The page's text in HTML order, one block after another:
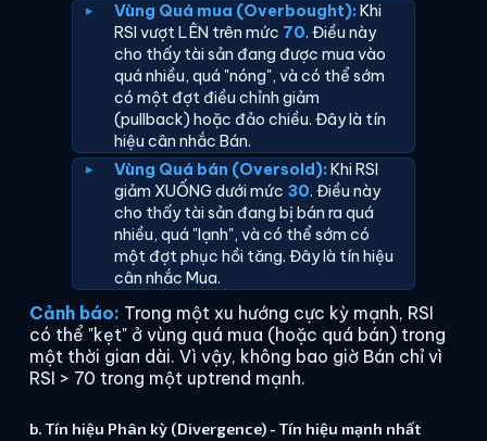
Vùng Quá mua (Overbought):Khi
RSI vượt LÊN trên mức 70. Điều này
cho thấy tài sản đang được mua vào
quá nhiều, quá "nóng", và có thể sớm
có một đợt điều chỉnh giảm
(pullback) hoặc đảo chiều. Đây là tín
hiệu cân nhắc Bán.
Vùng Quá bán (Oversold):Khi RSI
giảm XUỐNG dưới mức 30. Điều này
cho thấy tài sản đang bị bán ra quá
nhiều, quá "lạnh", và có thể sớm có
một đợt phục hồi tăng. Đây là tín hiệu
cân nhắc Mua.
Cảnh báo: Trong một xu hướng cực kỳ mạnh, RSI
có thể "kẹt" ở vùng quá mua (hoặc quá bán) trong
một thời gian dài. Vì vậy, không bao giờ Bán chỉ vì
RSI > 70 trong một uptrend mạnh.
b. Tín hiệu Phân kỳ (Divergence) - Tín hiệu mạnh nhất